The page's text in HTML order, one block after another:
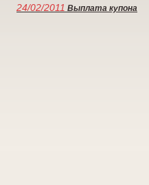
24/02/2011 Выплата купона